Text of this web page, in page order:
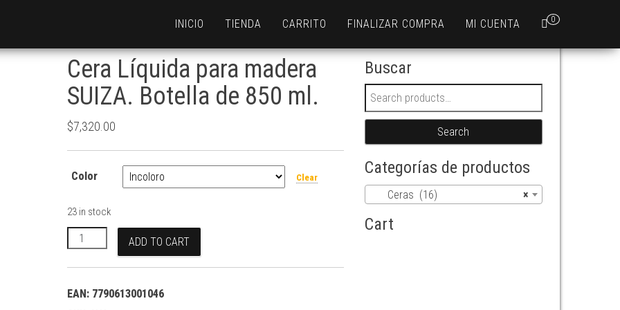
0
INICIO TIENDA CARRITO FINALIZAR COMPRA MI CUENTA
Cera Líquida para madera
SUIZA. Botella de 850 ml.
$7,320.00
Color Clear
23 in stock
Cera Líquida para madera SUIZA. Botella de 850 ml. quantity
ADD TO CART
EAN: 7790613001046
Buscar
Search for:
Search
Categorías de productos
×
Ceras (16)
Cart